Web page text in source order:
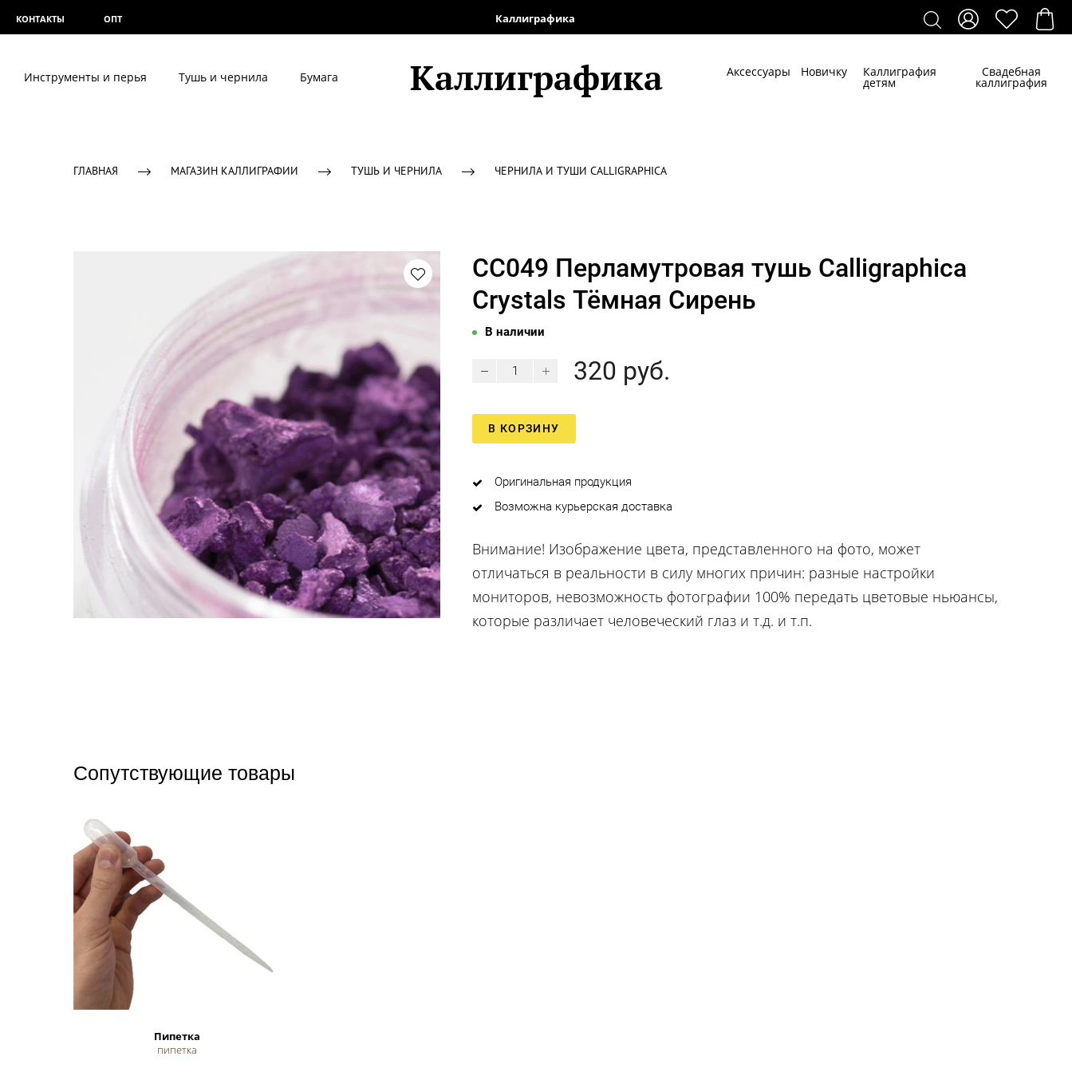
КОНТАКТЫ ОПТ Каллиграфика
Инструменты и перья Тушь и чернила Бумага Каллиграфика Аксессуары Новичку Каллиграфия
детям
Свадебная
каллиграфия
ГЛАВНАЯ МАГАЗИН КАЛЛИГРАФИИ ТУШЬ И ЧЕРНИЛА ЧЕРНИЛА И ТУШИ CALLIGRAPHICA
СС049 Перламутровая тушь Calligraphica
Crystals Тёмная Сирень
В наличии
320 руб.
В КОРЗИНУ
Оригинальная продукция
Возможна курьерская доставка
Внимание! Изображение цвета, представленного на фото, может
отличаться в реальности в силу многих причин: разные настройки
мониторов, невозможность фотографии 100% передать цветовые ньюансы,
которые различает человеческий глаз и т.д. и т.п.
Сопутствующие товары
Пипетка
пипетка